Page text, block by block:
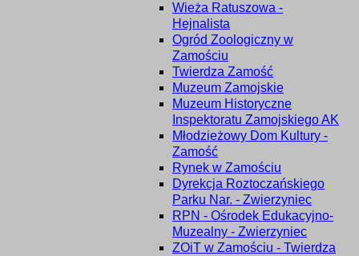
Wieża Ratuszowa -
Hejnalista
Ogród Zoologiczny w
Zamościu
Twierdza Zamość
Muzeum Zamojskie
Muzeum Historyczne
Inspektoratu Zamojskiego AK
Młodzieżowy Dom Kultury -
Zamość
Rynek w Zamościu
Dyrekcja Roztoczańskiego
Parku Nar. - Zwierzyniec
RPN - Ośrodek Edukacyjno-
Muzealny - Zwierzyniec
ZOiT w Zamościu - Twierdza